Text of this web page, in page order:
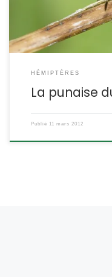
HÉMIPTÈRES
La punaise
Publié 11 mars 2012